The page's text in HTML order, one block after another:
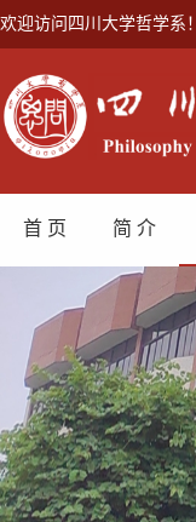
欢迎访问四川大学哲学系！
首 页 简 介